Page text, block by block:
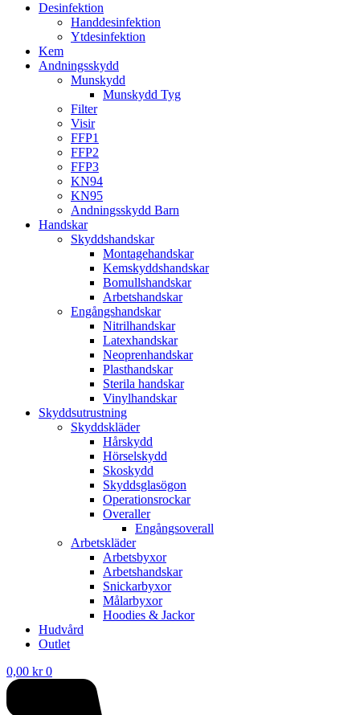
Desinfektion
Handdesinfektion
Ytdesinfektion
Kem
Andningsskydd
Munskydd
Munskydd Tyg
Filter
Visir
FFP1
FFP2
FFP3
KN94
KN95
Andningsskydd Barn
Handskar
Skyddshandskar
Montagehandskar
Kemskyddshandskar
Bomullshandskar
Arbetshandskar
Engångshandskar
Nitrilhandskar
Latexhandskar
Neoprenhandskar
Plasthandskar
Sterila handskar
Vinylhandskar
Skyddsutrustning
Skyddskläder
Hårskydd
Hörselskydd
Skoskydd
Skyddsglasögon
Operationsrockar
Overaller
Engångsoverall
Arbetskläder
Arbetsbyxor
Arbetshandskar
Snickarbyxor
Målarbyxor
Hoodies & Jackor
Hudvård
Outlet
0,00 kr 0